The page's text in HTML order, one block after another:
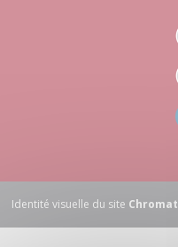
Identité visuelle du site